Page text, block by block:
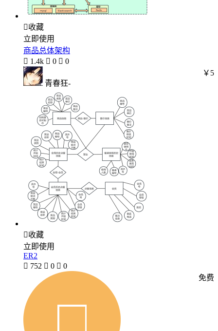
收藏
立即使用
商品总体架构
 1.4k  0  0
青春狂-
￥5
收藏
立即使用
ER2
 752  0  0
免费